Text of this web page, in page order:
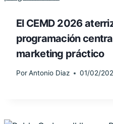
El CEMD 2026
programación
marketing práctico
PorAntonio Diaz 01/02/